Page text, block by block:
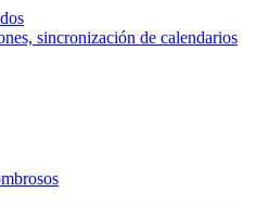
sincronización de calendarios